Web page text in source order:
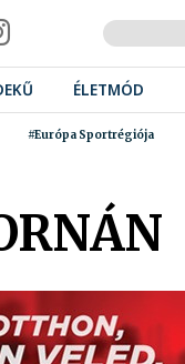
ÉLETMÓD
#Európa Sportrégiója